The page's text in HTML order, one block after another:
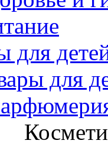
для
для